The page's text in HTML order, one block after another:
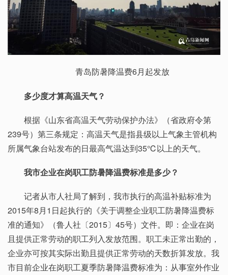
青岛防暑降温费6月起发放
多少度才算高温天气？
根据《山东省高温天气劳动保护办法》（省政府令第
239号）第三条规定：高温天气是指县级以上气象主管机构
所属气象台站发布的日最高气温达到35℃以上的天气。
我市企业在岗职工防暑降温费标准是多少？
记者从市人社局了解到，我市执行的高温补贴标准为
2015年8月1日起执行的《关于调整企业职工防暑降温费标
准的通知》（鲁人社〔2015〕45号）文件。即：企业在岗
且提供正常劳动的职工列入发放范围。职工未正常出勤的，
企业亦可按其实际出勤且提供正常劳动的天数折算发放。我
市目前企业在岗职工夏季防暑降温费标准为：从事室外作业